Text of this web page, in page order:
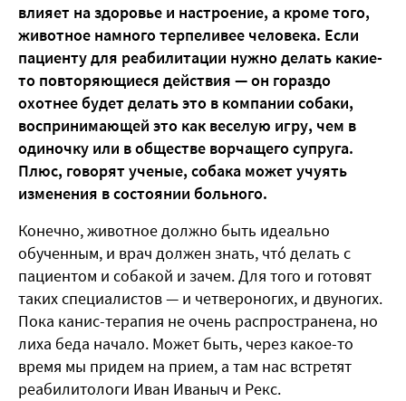
влияет на здоровье и настроение, а кроме того,
животное намного терпеливее человека. Если
пациенту для реабилитации нужно делать какие-
то повторяющиеся действия — он гораздо
охотнее будет делать это в компании собаки,
воспринимающей это как веселую игру, чем в
одиночку или в обществе ворчащего супруга.
Плюс, говорят ученые, собака может учуять
изменения в состоянии больного.
Конечно, животное должно быть идеально
обученным, и врач должен знать, чтó делать с
пациентом и собакой и зачем. Для того и готовят
таких специалистов — и четвероногих, и двуногих.
Пока канис-терапия не очень распространена, но
лиха беда начало. Может быть, через какое-то
время мы придем на прием, а там нас встретят
реабилитологи Иван Иваныч и Рекс.